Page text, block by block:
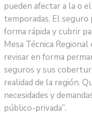
pueden afectar a la o
temporadas. El
forma rápida y cubrir
Mesa Técnica
revisar en forma
seguros y sus
realidad de la región.
necesidades y
público-privada”.